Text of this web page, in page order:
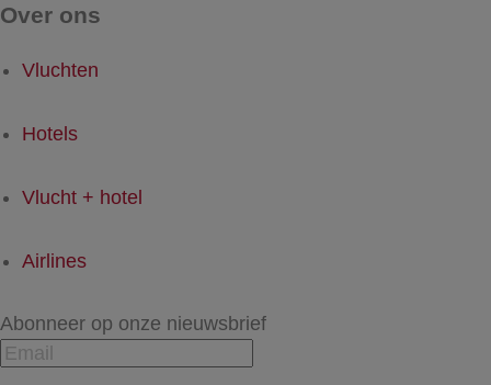
Over ons
Vluchten
Hotels
Vlucht + hotel
Airlines
Abonneer op onze nieuwsbrief